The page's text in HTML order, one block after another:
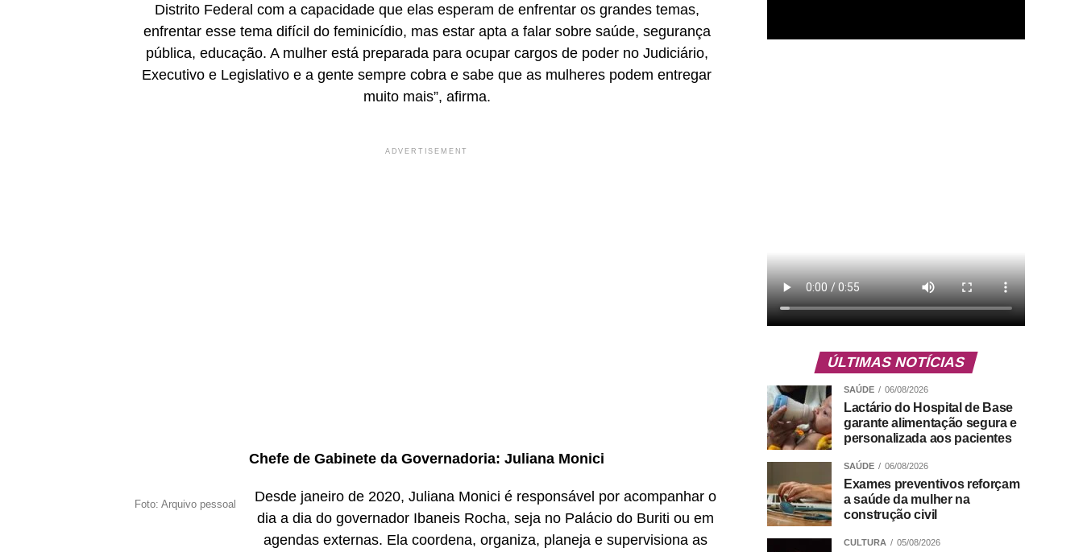
Distrito Federal com a capacidade que elas esperam de enfrentar os grandes temas,
enfrentar esse tema difícil do feminicídio, mas estar apta a falar sobre saúde, segurança
pública, educação. A mulher está preparada para ocupar cargos de poder no Judiciário,
Executivo e Legislativo e a gente sempre cobra e sabe que as mulheres podem entregar
muito mais”, afirma.
ADVERTISEMENT
Chefe de Gabinete da Governadoria: Juliana Monici
Foto: Arquivo pessoal
Desde janeiro de 2020, Juliana Monici é responsável por acompanhar o
dia a dia do governador Ibaneis Rocha, seja no Palácio do Buriti ou em
agendas externas. Ela coordena, organiza, planeja e supervisiona as
ÚLTIMAS NOTÍCIAS
SAÚDE 06/08/2026
Lactário do Hospital de Base
garante alimentação segura e
personalizada aos pacientes
SAÚDE 06/08/2026
Exames preventivos reforçam
a saúde da mulher na
construção civil
CULTURA 05/08/2026